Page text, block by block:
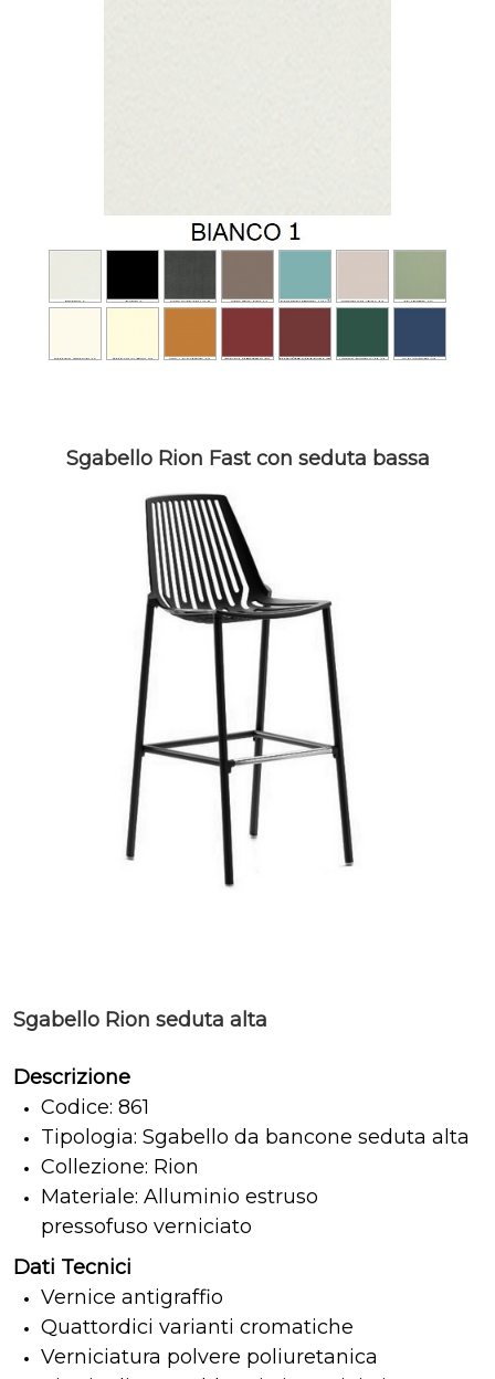
Sgabello Rion Fast con seduta bassa
Sgabello Rion seduta alta
Descrizione
Codice: 861
Tipologia: Sgabello da bancone seduta alta
Collezione: Rion
Materiale: Alluminio estruso
pressofuso verniciato
Dati Tecnici
Vernice antigraffio
Quattordici varianti cromatiche
Verniciatura polvere poliuretanica